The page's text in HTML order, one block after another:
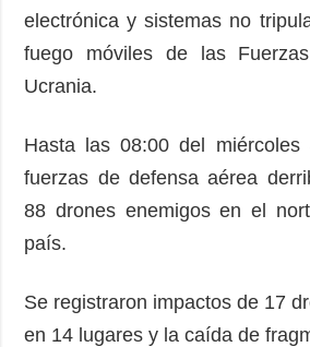
electrónica y sistemas no
fuego móviles de las
Ucrania.
Hasta las 08:00 del
fuerzas de defensa aérea
88 drones enemigos en el
país.
Se registraron impactos de 17
en 14 lugares y la caída de